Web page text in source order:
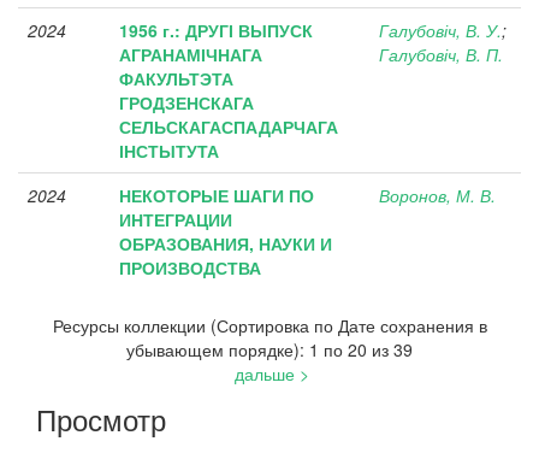
2024
1956 г.: ДРУГІ ВЫПУСК
АГРАНАМІЧНАГА
ФАКУЛЬТЭТА
ГРОДЗЕНСКАГА
СЕЛЬСКАГАСПАДАРЧАГА
ІНСТЫТУТА
Галубовіч, В. У.;
Галубовіч, В. П.
2024
НЕКОТОРЫЕ ШАГИ ПО
ИНТЕГРАЦИИ
ОБРАЗОВАНИЯ, НАУКИ И
ПРОИЗВОДСТВА
Воронов, М. В.
Ресурсы коллекции (Сортировка по Дате сохранения в
убывающем порядке): 1 по 20 из 39
дальше >
Просмотр